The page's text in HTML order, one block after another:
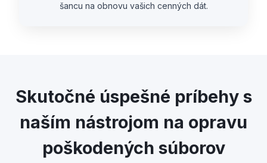
šancu na obnovu vašich cenných dát.
Skutočné úspešné príbehy s
naším nástrojom na opravu
poškodených súborov